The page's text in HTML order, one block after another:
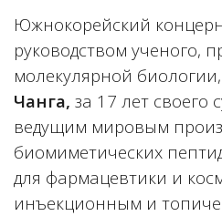
Южнокорейский
руководством ученого,
молекулярной биологии,
Чанга, за 17 лет своего
ведущим мировым
биомиметических
для фармацевтики и
инъекционным и